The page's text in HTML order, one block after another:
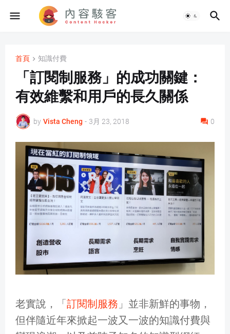
首頁 知識付費
「訂閱制服務」的成功關鍵：
有效維繫和用戶的長久關係
by Vista Cheng - 3月 23, 2018 0
老實說，「訂閱制服務 」並非新鮮的事物，
但伴隨近年來掀起一波又一波的知識付費與